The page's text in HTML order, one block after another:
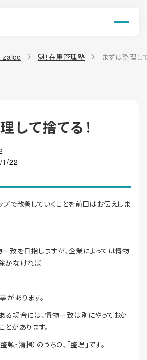
zaico 魁！在庫管理塾 まずは整理し
して捨てる！
1/22
で改善していくことを前回はお伝えしま
致を目指しますが、企業によっては情物
かなければ
があります。
る場合には、情物一致は別にやっておか
があります。
頓・清掃）のうちの、「整理」です。